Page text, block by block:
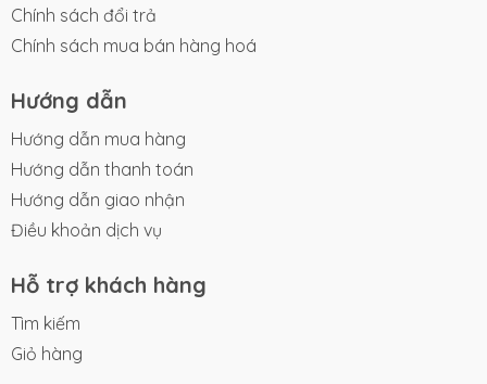
Chính sách đổi trả
Chính sách mua bán hàng hoá
Hướng dẫn
Hướng dẫn mua hàng
Hướng dẫn thanh toán
Hướng dẫn giao nhận
Điều khoản dịch vụ
Hỗ trợ khách hàng
Tìm kiếm
Giỏ hàng